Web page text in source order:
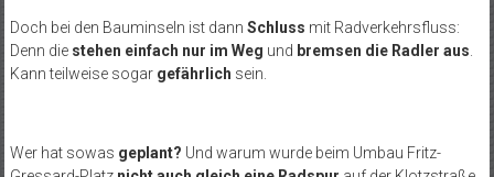
Doch bei den Bauminseln ist dann Schluss mit Radverkehrsfluss:
Denn die stehen einfach nur im Weg und bremsen die Radler aus.
Kann teilweise sogar gefährlich sein.
Wer hat sowas geplant? Und warum wurde beim Umbau Fritz-